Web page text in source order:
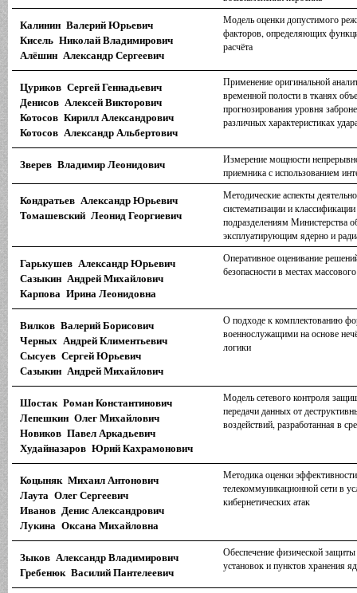
Калинин Валерий Юрьевич
Кисель Николай Владимирович
Алёшин Александр Сергеевич
Модель оценки допустимого
факторов, определяющих
расчёта
Цуриков Сергей Геннадьевич
Денисов Алексей Викторович
Котосов Кирилл Александрович
Котосов Александр Альбертович
Применение оригинальной
временной полости в тканях
прогнозирования уровня
различных характеристиках
Зверев Владимир Леонидович
Измерение мощности
приемника с использованием
Кондратьев Александр Юрьевич
Томашевский Леонид Георгиевич
Методические аспекты
систематизации и
подразделениям Министерства
эксплуатирующим ядерно и
Гарькушев Александр Юрьевич
Сазыкин Андрей Михайлович
Карпова Ирина Леонидовна
Оперативное оценивание
безопасности в местах
Вилков Валерий Борисович
Черных Андрей Климентьевич
Сысуев Сергей Юрьевич
Сазыкин Андрей Михайлович
О подходе к комплектованию
военнослужащими на основе
логики
Шостак Роман Константинович
Лепешкин Олег Михайлович
Новиков Павел Аркадьевич
Худайназаров Юрий Кахрамонович
Модель сетевого контроля
передачи данных от
воздействий, разработанная в
Коцыняк Михаил Антонович
Лаута Олег Сергеевич
Иванов Денис Александрович
Лукина Оксана Михайловна
Методика оценки
телекоммуникационной сети в
кибернетических атак
Зыков Александр Владимирович
Гребенюк Василий Пантелеевич
Обеспечение физической
установок и пунктов хранения